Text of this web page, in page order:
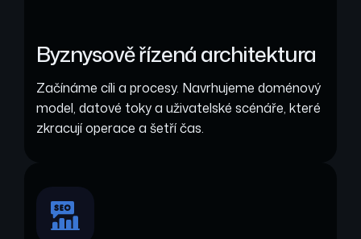
Byznysově řízená architektura
Začínáme cíli a procesy. Navrhujeme doménový
model, datové toky a uživatelské scénáře, které
zkracují operace a šetří čas.